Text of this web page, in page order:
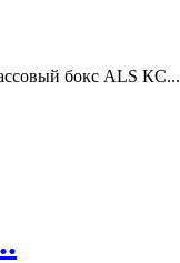
бокс ALS КС...